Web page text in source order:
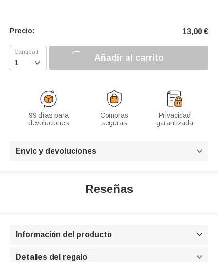
Precio: 13,00 €
 Añadir al carrito
99 días para
devoluciones
Compras
seguras
Privacidad
garantizada
Envío y devoluciones 
Reseñas
Información del producto 
Detalles del regalo 